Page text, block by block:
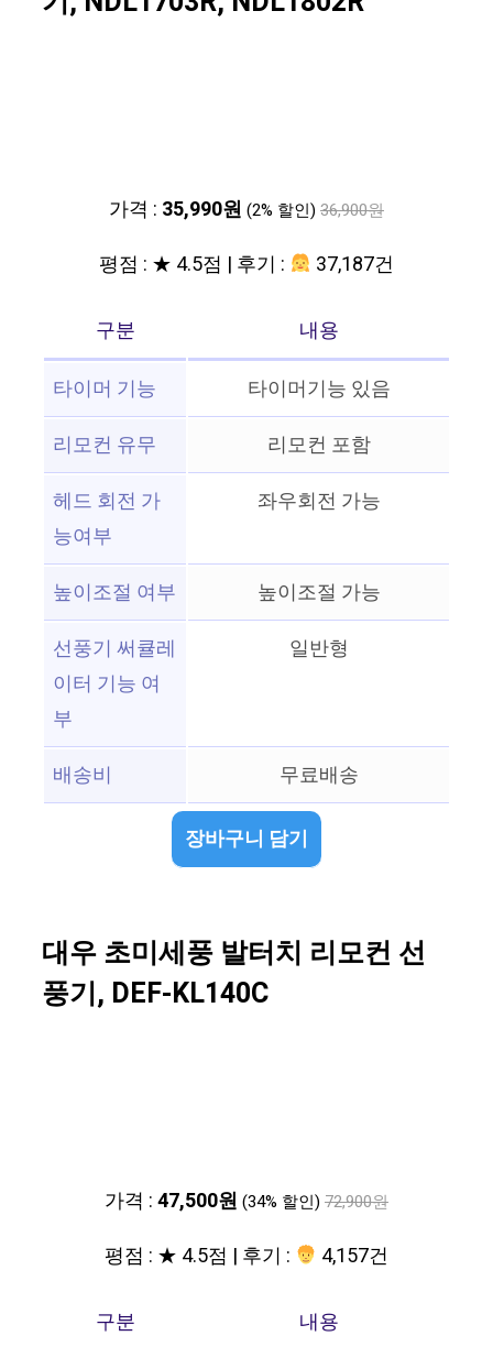
가격 : 35,990원 (2% 할인) 36,900원
평점 : ★ 4.5점 | 후기 : 37,187건
구분
내용
타이머 기능
타이머기능 있음
리모컨 유무
리모컨 포함
헤드 회전 가
능여부
좌우회전 가능
높이조절 여부
높이조절 가능
선풍기 써큘레
이터 기능 여
부
일반형
배송비 무료배송
장바구니 담기
대우 초미세풍 발터치 리모컨 선
풍기, DEF-KL140C
가격 :47,500원 (34% 할인) 72,900원
평점 : ★ 4.5점 | 후기 : 4,157건
구분
내용